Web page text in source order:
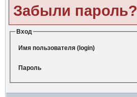
Забыли пароль?
Вход
Имя пользователя (login)
Пароль